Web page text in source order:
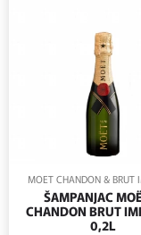
MOET CHANDON & BRUT
ŠAMPANJAC
CHANDON BRUT
0,2L